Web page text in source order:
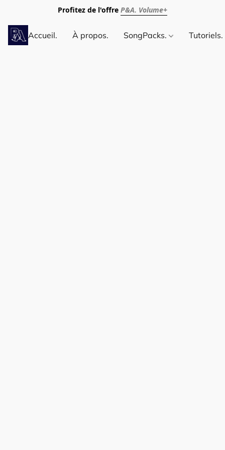
Profitez de l'offre P&A. Volume+
Accueil. À propos. SongPacks. Tutoriels.